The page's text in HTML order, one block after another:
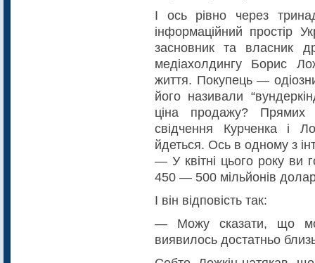
І ось рівно через
інформаційний простір
засновник та власник
медіахолдингу Борис
життя. Покупець —
його називали
ціна продажу?
свідчення Курченка і
йдеться. Ось в одному з
— У квітні цього року ви
450 — 500 мільйонів
І він відповість так:
— Можу сказати, що
виявилось достатньо